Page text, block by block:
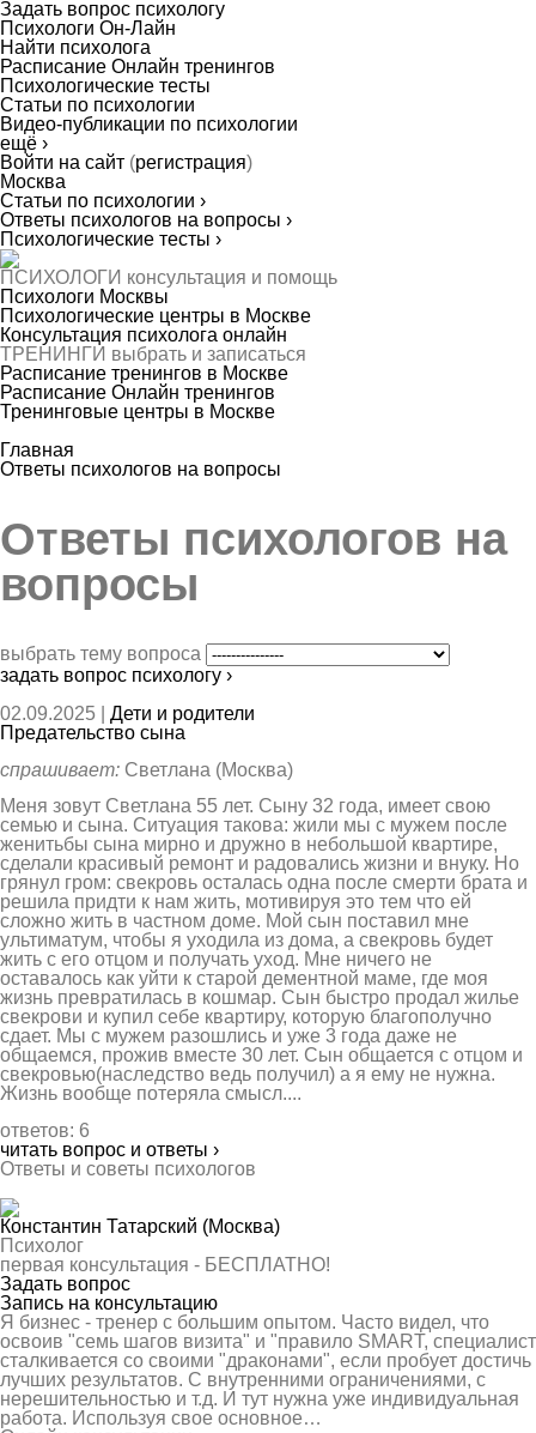
Задать вопрос психологу
Психологи Он-Лайн
Найти психолога
Расписание Онлайн тренингов
Психологические тесты
Статьи по психологии
Видео-публикации по психологии
ещё ›
Войти на сайт (регистрация)
Москва
Статьи по психологии ›
Ответы психологов на вопросы ›
Психологические тесты ›
ПСИХОЛОГИ консультация и помощь
Психологи Москвы
Психологические центры в Москве
Консультация психолога онлайн
ТРЕНИНГИ выбрать и записаться
Расписание тренингов в Москве
Расписание Онлайн тренингов
Тренинговые центры в Москве
Главная
Ответы психологов на вопросы
Ответы психологов на
вопросы
выбрать тему вопроса
задать вопрос психологу ›
02.09.2025 | Дети и родители
Предательство сына
спрашивает: Светлана (Москва)
Меня зовут Светлана 55 лет. Сыну 32 года, имеет свою
семью и сына. Ситуация такова: жили мы с мужем после
женитьбы сына мирно и дружно в небольшой квартире,
сделали красивый ремонт и радовались жизни и внуку. Но
грянул гром: свекровь осталась одна после смерти брата и
решила придти к нам жить, мотивируя это тем что ей
сложно жить в частном доме. Мой сын поставил мне
ультиматум, чтобы я уходила из дома, а свекровь будет
жить с его отцом и получать уход. Мне ничего не
оставалось как уйти к старой дементной маме, где моя
жизнь превратилась в кошмар. Сын быстро продал жилье
свекрови и купил себе квартиру, которую благополучно
сдает. Мы с мужем разошлись и уже 3 года даже не
общаемся, прожив вместе 30 лет. Сын общается с отцом и
свекровью(наследство ведь получил) а я ему не нужна.
Жизнь вообще потеряла смысл....
ответов: 6
читать вопрос и ответы ›
Ответы и советы психологов
Константин Татарский (Москва)
Психолог
первая консультация - БЕСПЛАТНО!
Задать вопрос
Запись на консультацию
Я бизнес - тренер с большим опытом. Часто видел, что
освоив "семь шагов визита" и "правило SMART, специалист
сталкивается со своими "драконами", если пробует достичь
лучших результатов. С внутренними ограничениями, с
нерешительностью и т.д. И тут нужна уже индивидуальная
работа. Используя свое основное…